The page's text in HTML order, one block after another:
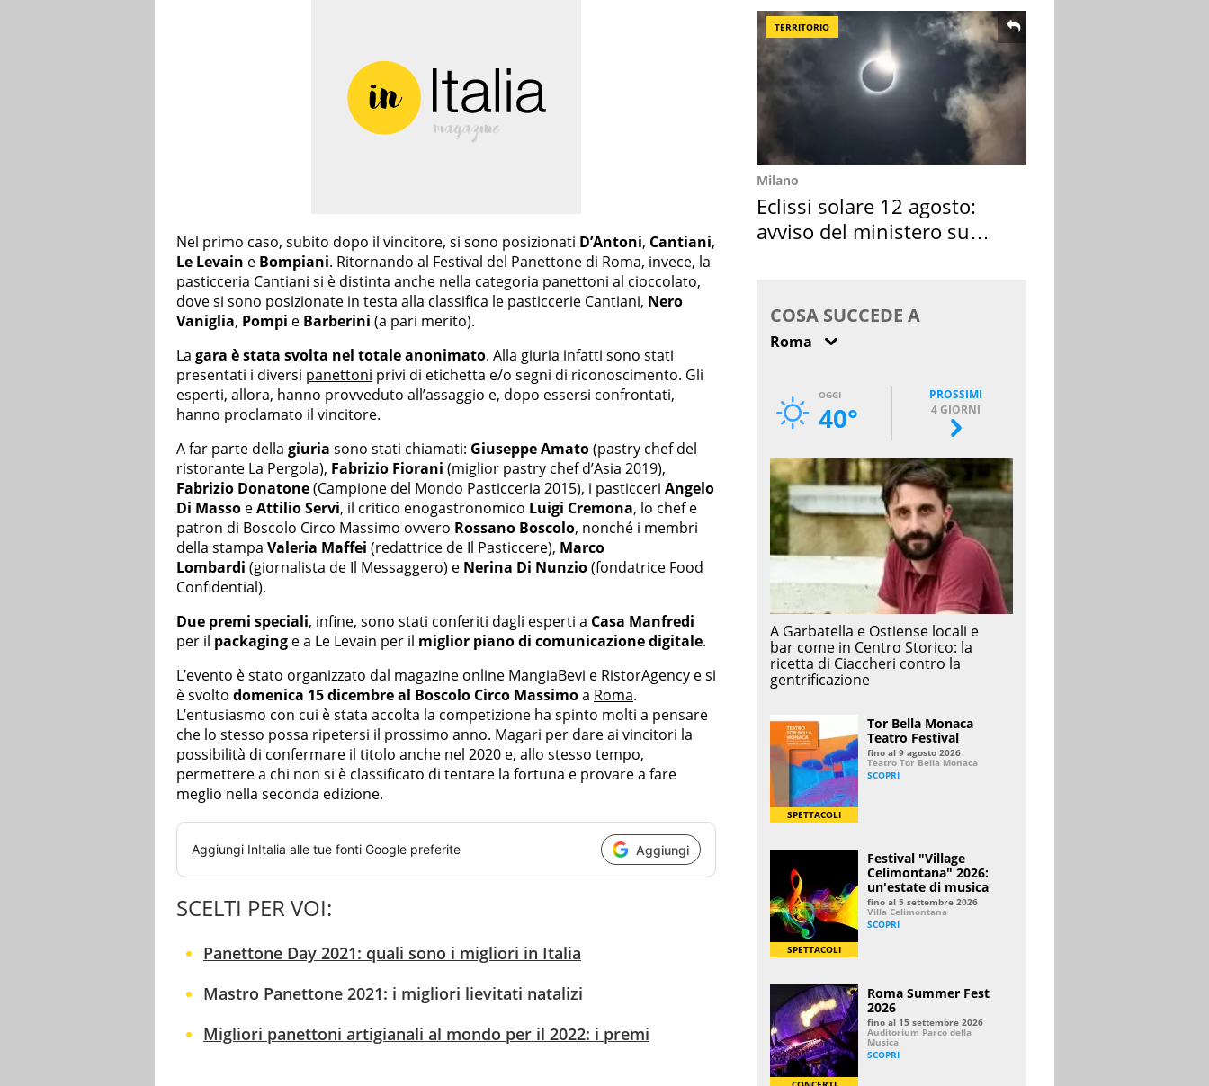
Nel primo caso, subito dopo il vincitore, si sono posizionati D’Antoni, Cantiani,
Le Levain e Bompiani. Ritornando al Festival del Panettone di Roma, invece, la
pasticceria Cantiani si è distinta anche nella categoria panettoni al cioccolato,
dove si sono posizionate in testa alla classifica le pasticcerie Cantiani, Nero
Vaniglia, Pompi e Barberini (a pari merito).
La gara è stata svolta nel totale anonimato. Alla giuria infatti sono stati
presentati i diversi panettoni privi di etichetta e/o segni di riconoscimento. Gli
esperti, allora, hanno provveduto all’assaggio e, dopo essersi confrontati,
hanno proclamato il vincitore.
A far parte della giuria sono stati chiamati: Giuseppe Amato(pastry chef del
ristorante La Pergola), Fabrizio Fiorani (miglior pastry chef d’Asia 2019),
Fabrizio Donatone(Campione del Mondo Pasticceria 2015), i pasticceri Angelo
Di Masso eAttilio Servi, il critico enogastronomico Luigi Cremona, lo chef e
patron di Boscolo Circo Massimo ovvero Rossano Boscolo, nonché i membri
della stampa Valeria Maffei (redattrice de Il Pasticcere), Marco
Lombardi (giornalista de Il Messaggero) e Nerina Di Nunzio(fondatrice Food
Confidential).
Due premi speciali, infine, sono stati conferiti dagli esperti a Casa Manfredi
per il packaging e a Le Levain per il miglior piano di comunicazione digitale.
L’evento è stato organizzato dal magazine online MangiaBevi e RistorAgency e si
è svolto domenica 15 dicembre al Boscolo Circo Massimoa Roma.
L’entusiasmo con cui è stata accolta la competizione ha spinto molti a pensare
che lo stesso possa ripetersi il prossimo anno. Magari per dare ai vincitori la
possibilità di confermare il titolo anche nel 2020 e, allo stesso tempo,
permettere a chi non si è classificato di tentare la fortuna e provare a fare
meglio nella seconda edizione.
Aggiungi InItalia alle tue fonti Google preferite Aggiungi
SCELTI PER VOI:
Panettone Day 2021: quali sono i migliori in Italia
Mastro Panettone 2021: i migliori lievitati natalizi
Migliori panettoni artigianali al mondo per il 2022: i premi
TERRITORIO
Milano
Eclissi solare 12 agosto:
avviso del ministero su